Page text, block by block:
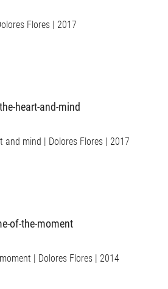
Flores | 2017
and mind | Dolores Flores | 2017
| Dolores Flores | 2014